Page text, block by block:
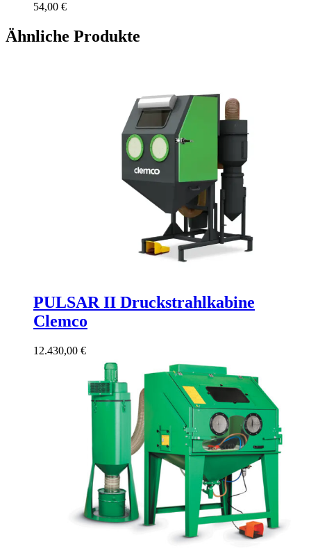
54,00 €
Ähnliche Produkte
PULSAR II Druckstrahlkabine
Clemco
12.430,00 €